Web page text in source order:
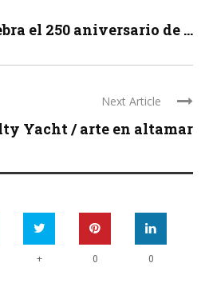
el 250 aniversario de ...
Next Article
Yacht / arte en altamar
+ 0 0